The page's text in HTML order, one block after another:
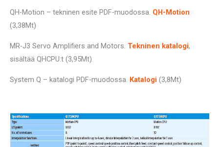
QH-Motion – tekninen esite PDF-muodossa. QH-Motion
(3,38Mt)
MR-J3 Servo Amplifiers and Motors. Tekninen katalogi,
sisältää QHCPU:t (3,95Mt)
System Q – katalogi PDF-muodossa. Katalogi (3,8Mt)